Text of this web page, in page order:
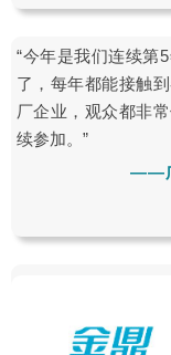
“今年是我们连续第
了，每年都能接触
厂企业，观众都非
续参加。”
——